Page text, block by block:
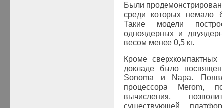
Были
среди которых немало
Такие модели
одноядерных и
весом менее 0,5 кг.
Кроме
докладе было
Sonoma и Napa.
процессора
Merom,
вычисления,
существующей